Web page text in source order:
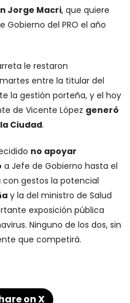
Jorge Macri, que quiere
del PRO el año
le restaron
entre la titular del
la gestión porteña, y el hoy
de Vicente López generó
Ciudad.
no apoyar
a Jefe de Gobierno hasta el
con gestos la potencial
y la del ministro de Salud
exposición pública
Ninguno de los dos, sin
que competirá.
on X